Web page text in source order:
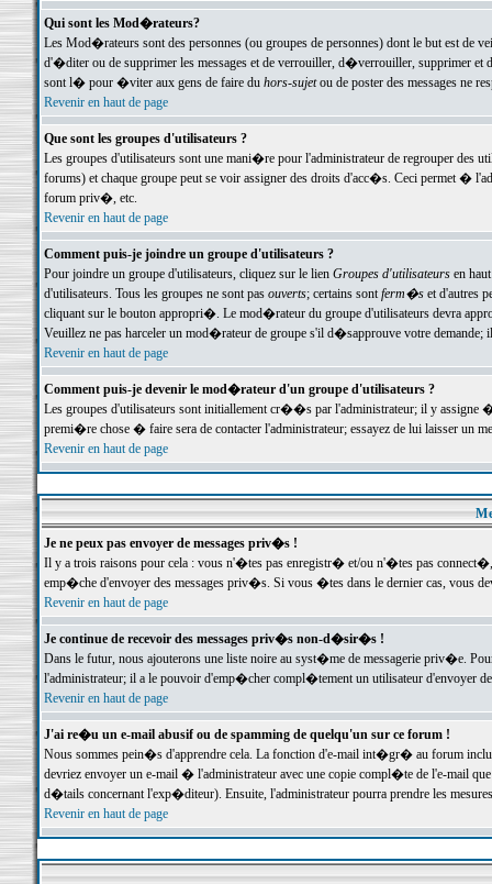
Qui sont les Mod�rateurs?
Les Mod�rateurs sont des personnes (ou groupes de personnes) dont le but est de
d'�diter ou de supprimer les messages et de verrouiller, d�verrouiller, supprimer
sont l� pour �viter aux gens de faire du hors-sujetou de poster des messages ne
Revenir en haut de page
Que sont les groupes d'utilisateurs ?
Les groupes d'utilisateurs sont une mani�re pour l'administrateur de regrouper des
forums) et chaque groupe peut se voir assigner des droits d'acc�s. Ceci permet
forum priv�, etc.
Revenir en haut de page
Comment puis-je joindre un groupe d'utilisateurs ?
Pour joindre un groupe d'utilisateurs, cliquez sur le lien Groupes d'utilisateursen haut
d'utilisateurs. Tous les groupes ne sont pas ouverts; certains sontferm�set d'autres
cliquant sur le bouton appropri�. Le mod�rateur du groupe d'utilisateurs devra
Veuillez ne pas harceler un mod�rateur de groupe s'il d�sapprouve votre demande;
Revenir en haut de page
Comment puis-je devenir le mod�rateur d'un groupe d'utilisateurs ?
Les groupes d'utilisateurs sont initiallement cr��s par l'administrateur; il y
premi�re chose � faire sera de contacter l'administrateur; essayez de lui laisser un
Revenir en haut de page
Je ne peux pas envoyer de messages priv�s !
Il y a trois raisons pour cela : vous n'�tes pas enregistr� et/ou n'�tes pas
emp�che d'envoyer des messages priv�s. Si vous �tes dans le dernier cas, vous
Revenir en haut de page
Je continue de recevoir des messages priv�s non-d�sir�s !
Dans le futur, nous ajouterons une liste noire au syst�me de messagerie priv�e.
l'administrateur; il a le pouvoir d'emp�cher compl�tement un utilisateur d'envoyer
Revenir en haut de page
J'ai re�u un e-mail abusif ou de spamming de quelqu'un sur ce forum !
Nous sommes pein�s d'apprendre cela. La fonction d'e-mail int�gr� au forum inclut
devriez envoyer un e-mail � l'administrateur avec une copie compl�te de l'e-mail
d�tails concernant l'exp�diteur). Ensuite, l'administrateur pourra prendre les
Revenir en haut de page